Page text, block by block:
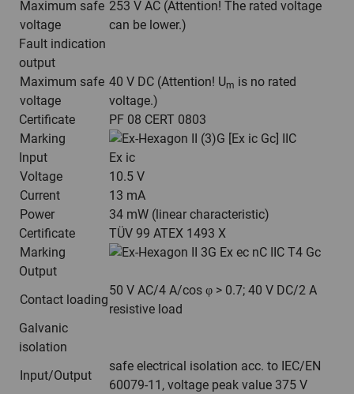
Maximum safe
voltage
253 V AC (Attention! The rated voltage
can be lower.)
Fault indication
output
Maximum safe
voltage
40 V DC (Attention! Um is no rated
voltage.)
Certificate
PF 08 CERT 0803
Marking
II (3)G [Ex ic Gc] IIC
Input
Ex ic
Voltage
10.5 V
Current
13 mA
Power
34 mW (linear characteristic)
Certificate
TÜV 99 ATEX 1493 X
Marking
II 3G Ex ec nC IIC T4 Gc
Output
Contact loading
50 V AC/4 A/cos φ > 0.7; 40 V DC/2 A
resistive load
Galvanic
isolation
Input/Output
safe electrical isolation acc. to IEC/EN
60079-11, voltage peak value 375 V